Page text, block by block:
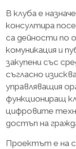
В клуба е
консултира
са дейности по
комуникация и
закупени със
съгласно
управляващия
функциониращ
цифровите
достъп на
Проектът е на